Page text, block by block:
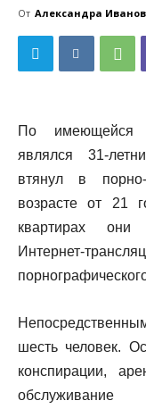
От Александра
По имеющейся
являлся 31-
втянул в
возрасте от 21
квартирах они
Интернет-
шесть человек.
конспирации,